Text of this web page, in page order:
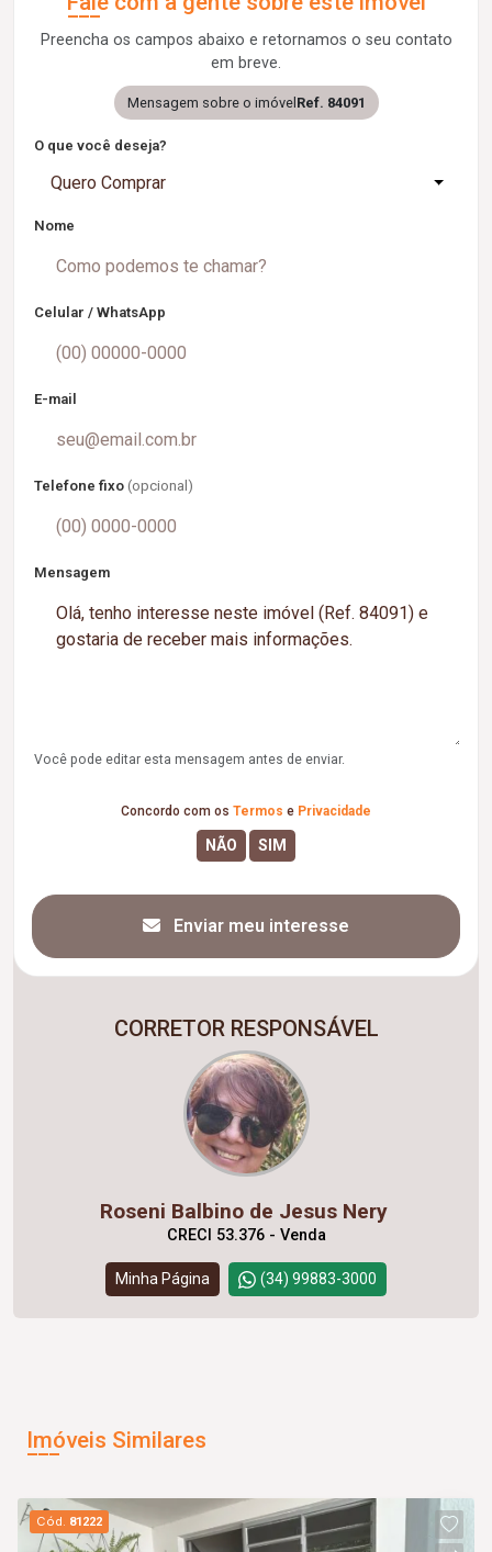
Preencha os campos abaixo e retornamos o seu contato
em breve.
Mensagem sobre o imóvel Ref. 84091
O que você deseja?
Quero Comprar
Nome
Celular / WhatsApp
E-mail
Telefone fixo (opcional)
Mensagem
Você pode editar esta mensagem antes de enviar.
Concordo com os Termos e Privacidade
Enviar meu interesse
CORRETOR RESPONSÁVEL
Roseni Balbino de Jesus Nery
CRECI 53.376 - Venda
Minha Página (34) 99883-3000
Imóveis Similares
Cód. 81222